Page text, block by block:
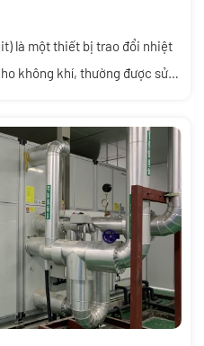
là một thiết bị trao đổi nhiệt
không khí, thường được sử